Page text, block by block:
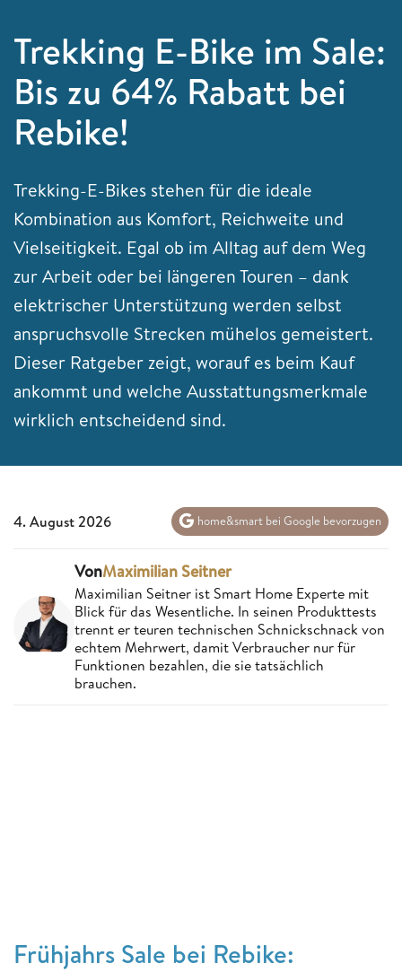
Trekking E-Bike im Sale:
Bis zu 64% Rabatt bei
Rebike!
Trekking-E-Bikes stehen für die ideale
Kombination aus Komfort, Reichweite und
Vielseitigkeit. Egal ob im Alltag auf dem Weg
zur Arbeit oder bei längeren Touren – dank
elektrischer Unterstützung werden selbst
anspruchsvolle Strecken mühelos gemeistert.
Dieser Ratgeber zeigt, worauf es beim Kauf
ankommt und welche Ausstattungsmerkmale
wirklich entscheidend sind.
4. August 2026 home&smart bei Google bevorzugen
VonMaximilian Seitner
Maximilian Seitner ist Smart Home Experte mit
Blick für das Wesentliche. In seinen Produkttests
trennt er teuren technischen Schnickschnack von
echtem Mehrwert, damit Verbraucher nur für
Funktionen bezahlen, die sie tatsächlich
brauchen.
Frühjahrs Sale bei Rebike: